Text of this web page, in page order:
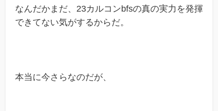
なんだかまだ、23カルコンbfsの真の実力を発揮
できてない気がするからだ。
本当に今さらなのだが、